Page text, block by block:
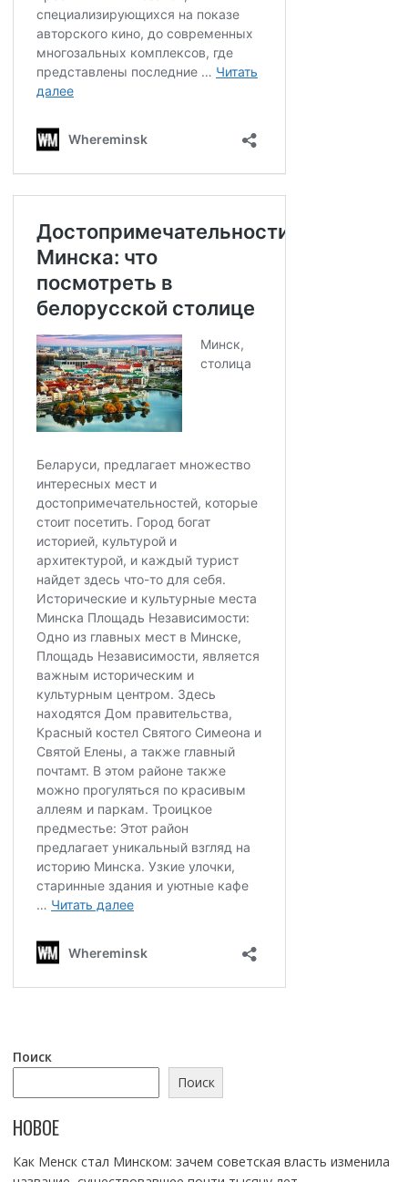
Поиск
Поиск
НОВОЕ
Как Менск стал Минском: зачем советская власть изменила